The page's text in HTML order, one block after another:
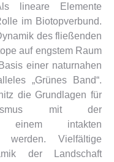
lineare Elemente
im Biotopverbund.
des fließenden
auf engstem Raum
einer naturnahen
„Grünes Band“.
die Grundlagen für
mit der
einem intakten
werden. Vielfältige
der Landschaft